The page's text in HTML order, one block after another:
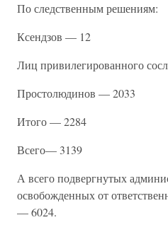
По следственным решениям:
Ксендзов — 12
Лиц привилегированного
Простолюдинов — 2033
Итого — 2284
Всего— 3139
А всего подвергнутых
освобожденных от
— 6024.